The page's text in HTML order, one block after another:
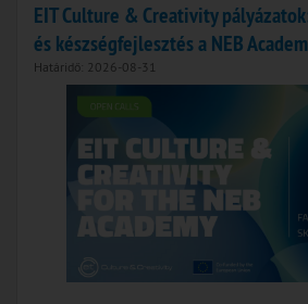
EIT Culture & Creativity
és készségfejlesztés a NEB
Határidő: 2026-08-31